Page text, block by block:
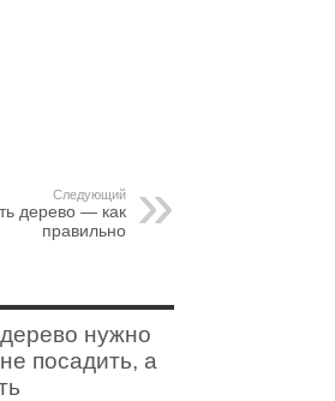
Следующий
дерево — как
правильно
нужно
посадить, а